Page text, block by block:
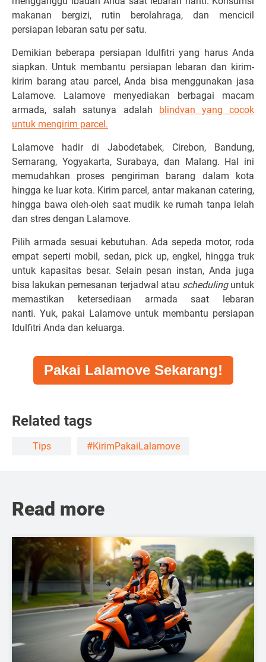
makanan bergizi, rutin berolahraga, dan mencicil
persiapan lebaran satu per satu.
Demikian beberapa persiapan Idulfitri yang harus Anda
siapkan. Untuk membantu persiapan lebaran dan kirim-
kirim barang atau parcel, Anda bisa menggunakan jasa
Lalamove. Lalamove menyediakan berbagai macam
armada, salah satunya adalah blindvan yang cocok
untuk mengirim parcel.
Lalamove hadir di Jabodetabek, Cirebon, Bandung,
Semarang, Yogyakarta, Surabaya, dan Malang. Hal ini
memudahkan proses pengiriman barang dalam kota
hingga ke luar kota. Kirim parcel, antar makanan catering,
hingga bawa oleh-oleh saat mudik ke rumah tanpa lelah
dan stres dengan Lalamove.
Pilih armada sesuai kebutuhan. Ada sepeda motor, roda
empat seperti mobil, sedan, pick up, engkel, hingga truk
untuk kapasitas besar. Selain pesan instan, Anda juga
bisa lakukan pemesanan terjadwal atau scheduling untuk
memastikan ketersediaan armada saat lebaran
nanti. Yuk, pakai Lalamove untuk membantu persiapan
Idulfitri Anda dan keluarga.
Pakai Lalamove Sekarang!
Related tags
Tips #KirimPakaiLalamove
Read more